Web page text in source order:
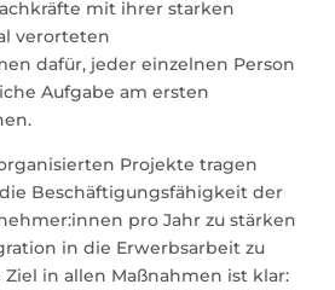
mit ihrer starken
verorteten
dafür, jeder einzelnen Person
Aufgabe am ersten
Projekte tragen
Beschäftigungsfähigkeit der
pro Jahr zu stärken
in die Erwerbsarbeit zu
in allen Maßnahmen ist klar: